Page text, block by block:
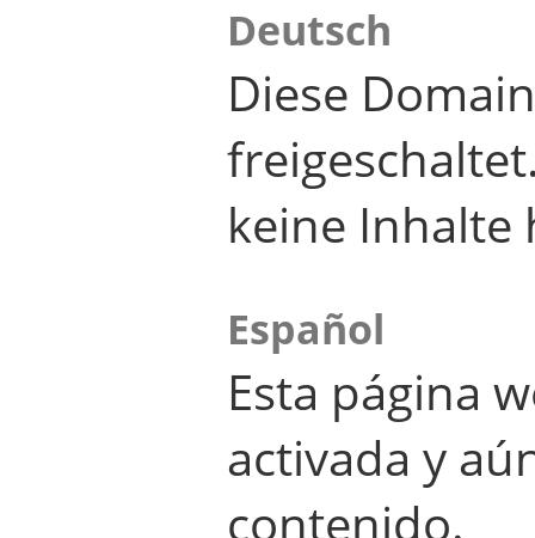
Deutsch
Diese
keine Inhalte
Español
Esta página
activada y
contenido.